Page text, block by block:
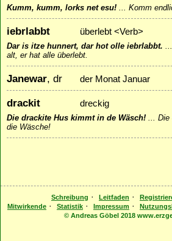
Kumm, kumm, lorks net esu! ... Komm
iebrlabbt überlebt <Verb>
Dar is itze hunnert, dar hot olle iebrlabbt. ...
alt, er hat alle überlebt.
Janewar, dr der Monat Januar
drackit dreckig
Die drackite Hus kimmt in de Wäsch! ... Die
die Wäsche!
Schreibung · Leitfaden ·
Mitwirkende · Statistik · Impressum ·
© Andreas Göbel 2018